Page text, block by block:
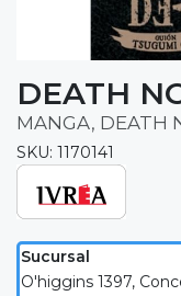
DEATH
MANGA, DEATH
SKU: 1170141
Sucursal
O'higgins 1397,